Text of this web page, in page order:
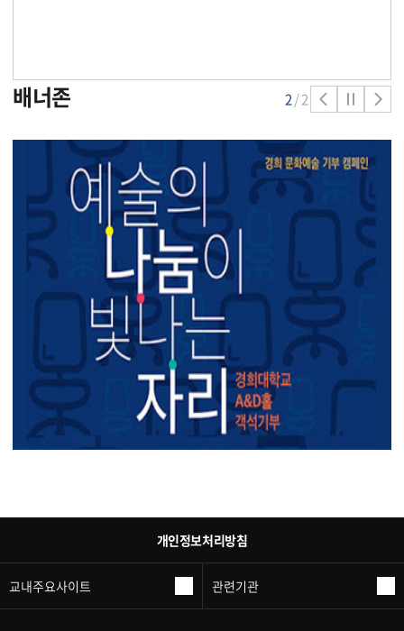
배너존 2/2
개인정보처리방침
교내주요사이트 관련기관